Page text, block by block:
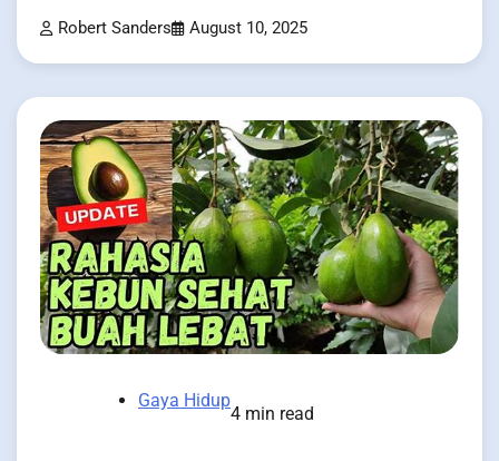
Robert Sanders August 10, 2025
Gaya Hidup
4 min read